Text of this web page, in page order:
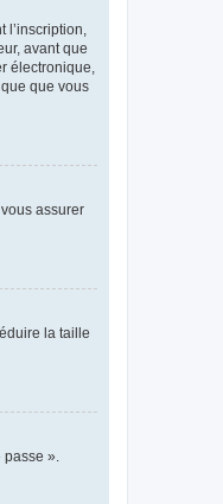
avant que
électronique,
que vous
assurer
la taille
».